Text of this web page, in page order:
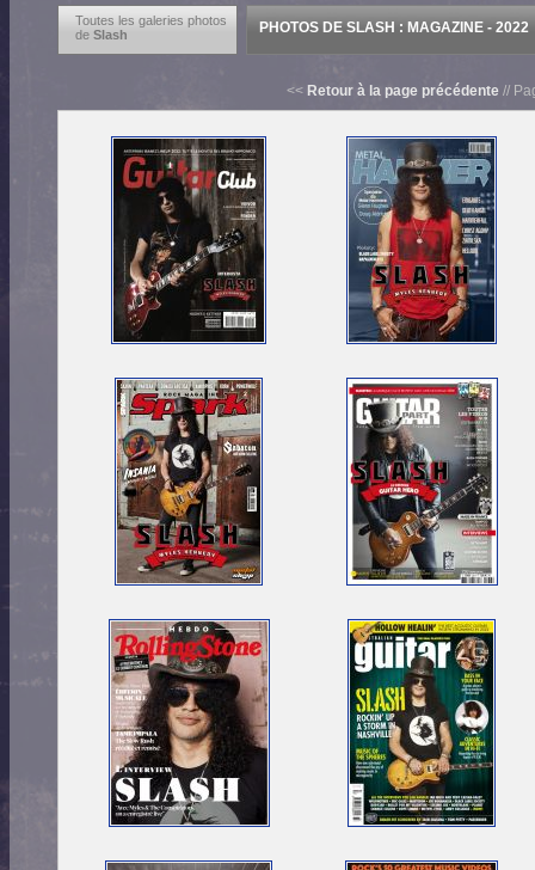
Toutes les galeries photos
de Slash PHOTOS DE SLASH : MAGAZINE - 2022
<< Retour à la page précédente //